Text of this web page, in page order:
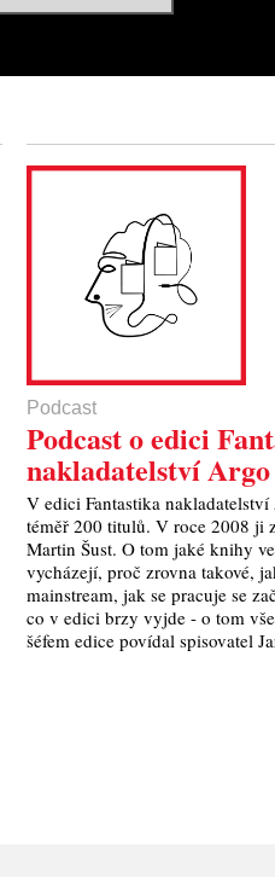
Podcast
Podcast o edici
nakladatelství Argo
V edici Fantastika
téměř 200 titulů. V roce 2008 ji
Martin Šust. O tom jaké knihy
vycházejí, proč zrovna takové,
mainstream, jak se pracuje se
co v edici brzy vyjde - o tom
šéfem edice povídal spisovatel